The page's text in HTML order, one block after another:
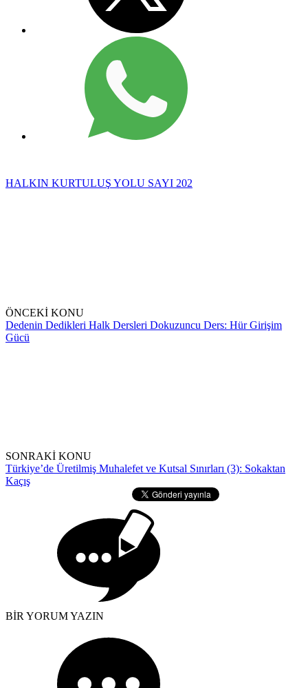
HALKIN KURTULUŞ YOLU SAYI 202
ÖNCEKİ KONU
Dedenin Dedikleri Halk Dersleri Dokuzuncu Ders: Hür Girişim
Gücü
SONRAKİ KONU
Türkiye’de Üretilmiş Muhalefet ve Kutsal Sınırları (3): Sokaktan
Kaçış
BİR YORUM YAZIN